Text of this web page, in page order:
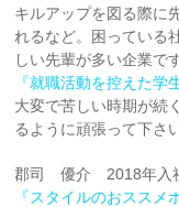
キルアップを図る際に
れるなど。困っている
しい先輩が多い企業で
『就職活動を控えた学
大変で苦しい時期が続
るように頑張って下さ
郡司 優介 2018年入
『スタイルのおススメ